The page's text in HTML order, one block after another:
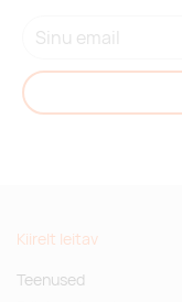
Kiirelt leitav
Teenused